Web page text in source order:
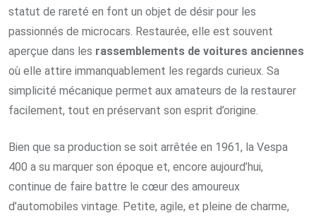
statut de rareté en font un objet de désir pour les
passionnés de microcars. Restaurée, elle est souvent
aperçue dans les rassemblements de voitures anciennes
où elle attire immanquablement les regards curieux. Sa
simplicité mécanique permet aux amateurs de la restaurer
facilement, tout en préservant son esprit d’origine.
Bien que sa production se soit arrêtée en 1961, la Vespa
400 a su marquer son époque et, encore aujourd’hui,
continue de faire battre le cœur des amoureux
d’automobiles vintage. Petite, agile, et pleine de charme,